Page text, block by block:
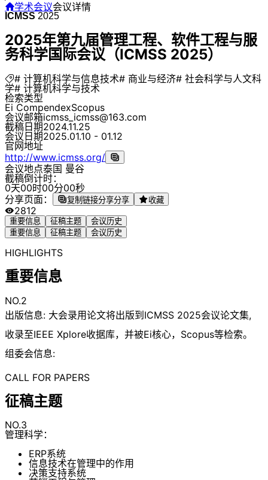
学术会议会议详情
ICMSS 2025
2025年第九届管理工程、软件工程与服
务科学国际会议（ICMSS 2025）
# 计算机科学与信息技术# 商业与经济# 社会科学与人文科
学# 计算机科学与技术
检索类型
Ei CompendexScopus
会议邮箱icmss_icmss@163.com
截稿日期2024.11.25
会议日期2025.01.10 - 01.12
官网地址
http://www.icmss.org/
会议地点泰国 曼谷
截稿倒计时：
0天00时00分00秒
分享页面：
复制链接分享分享 收藏
2812
重要信息 征稿主题
会议历史
重要信息
征稿主题 会议历史
HIGHLIGHTS
重要信息
NO.2
出版信息: 大会录用论文将出版到ICMSS 2025会议论文集,
收录至IEEE Xplore收据库，并被Ei核心，Scopus等检索。
组委会信息:
CALL FOR PAPERS
征稿主题
NO.3
管理科学：
ERP系统
信息技术在管理中的作用
决策支持系统